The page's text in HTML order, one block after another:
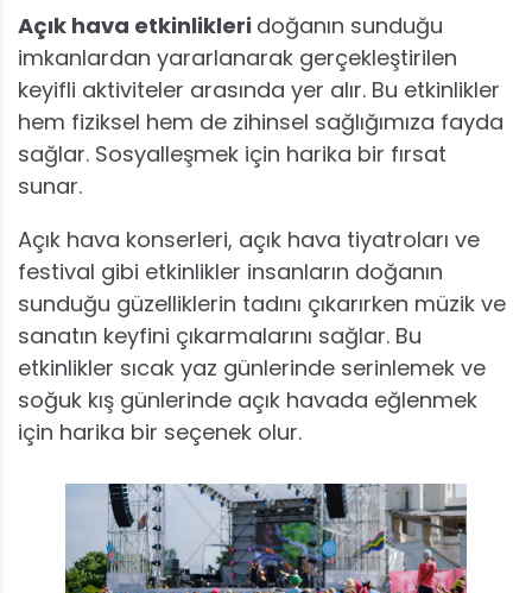
Açık hava etkinlikleri doğanın sunduğu
imkanlardan yararlanarak gerçekleştirilen
keyifli aktiviteler arasında yer alır. Bu etkinlikler
hem fiziksel hem de zihinsel sağlığımıza fayda
sağlar. Sosyalleşmek için harika bir fırsat
sunar.
Açık hava konserleri, açık hava tiyatroları ve
festival gibi etkinlikler insanların doğanın
sunduğu güzelliklerin tadını çıkarırken müzik ve
sanatın keyfini çıkarmalarını sağlar. Bu
etkinlikler sıcak yaz günlerinde serinlemek ve
soğuk kış günlerinde açık havada eğlenmek
için harika bir seçenek olur.